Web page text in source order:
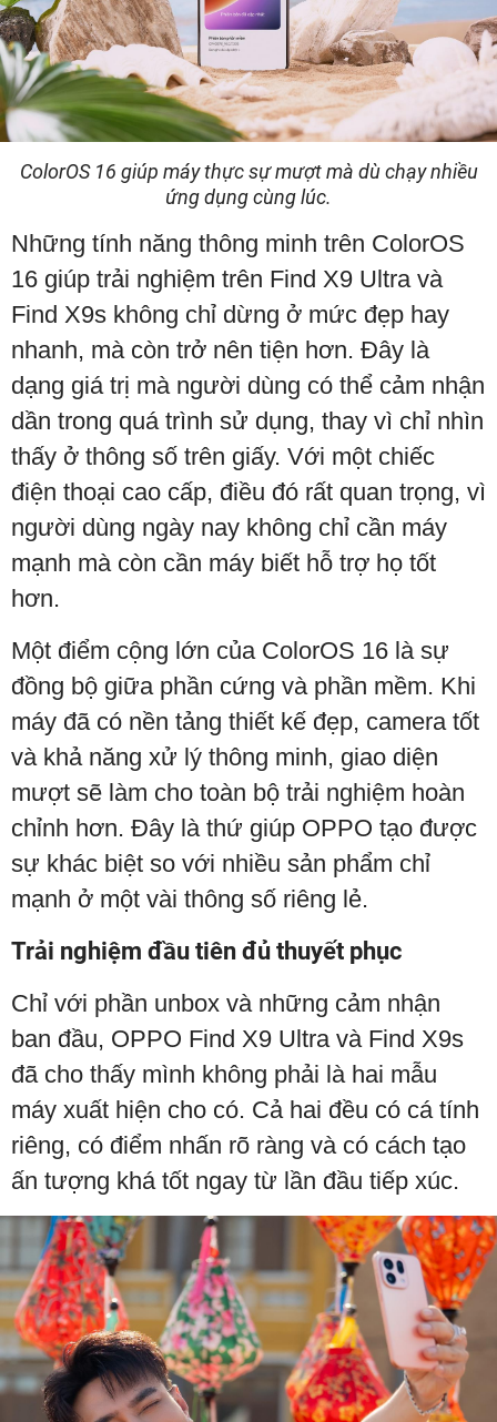
ColorOS 16 giúp máy thực sự mượt mà dù chạy nhiều
ứng dụng cùng lúc.
Những tính năng thông minh trên ColorOS
16 giúp trải nghiệm trên Find X9 Ultra và
Find X9s không chỉ dừng ở mức đẹp hay
nhanh, mà còn trở nên tiện hơn. Đây là
dạng giá trị mà người dùng có thể cảm nhận
dần trong quá trình sử dụng, thay vì chỉ nhìn
thấy ở thông số trên giấy. Với một chiếc
điện thoại cao cấp, điều đó rất quan trọng, vì
người dùng ngày nay không chỉ cần máy
mạnh mà còn cần máy biết hỗ trợ họ tốt
hơn.
Một điểm cộng lớn của ColorOS 16 là sự
đồng bộ giữa phần cứng và phần mềm. Khi
máy đã có nền tảng thiết kế đẹp, camera tốt
và khả năng xử lý thông minh, giao diện
mượt sẽ làm cho toàn bộ trải nghiệm hoàn
chỉnh hơn. Đây là thứ giúp OPPO tạo được
sự khác biệt so với nhiều sản phẩm chỉ
mạnh ở một vài thông số riêng lẻ.
Trải nghiệm đầu tiên đủ thuyết phục
Chỉ với phần unbox và những cảm nhận
ban đầu, OPPO Find X9 Ultra và Find X9s
đã cho thấy mình không phải là hai mẫu
máy xuất hiện cho có. Cả hai đều có cá tính
riêng, có điểm nhấn rõ ràng và có cách tạo
ấn tượng khá tốt ngay từ lần đầu tiếp xúc.